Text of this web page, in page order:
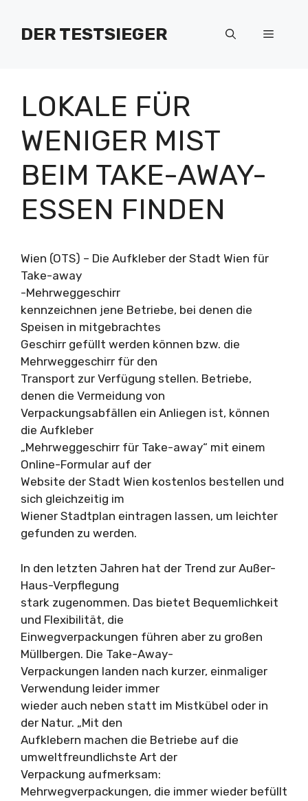
Inhalt
springenDER TESTSIEGER Menü
LOKALE FÜR
WENIGER MIST
BEIM TAKE-AWAY-
ESSEN FINDEN
Wien (OTS) – Die Aufkleber der Stadt Wien für
Take-away
-Mehrweggeschirr
kennzeichnen jene Betriebe, bei denen die
Speisen in mitgebrachtes
Geschirr gefüllt werden können bzw. die
Mehrweggeschirr für den
Transport zur Verfügung stellen. Betriebe,
denen die Vermeidung von
Verpackungsabfällen ein Anliegen ist, können
die Aufkleber
„Mehrweggeschirr für Take-away“ mit einem
Online-Formular auf der
Website der Stadt Wien kostenlos bestellen und
sich gleichzeitig im
Wiener Stadtplan eintragen lassen, um leichter
gefunden zu werden.
In den letzten Jahren hat der Trend zur Außer-
Haus-Verpflegung
stark zugenommen. Das bietet Bequemlichkeit
und Flexibilität, die
Einwegverpackungen führen aber zu großen
Müllbergen. Die Take-Away-
Verpackungen landen nach kurzer, einmaliger
Verwendung leider immer
wieder auch neben statt im Mistkübel oder in
der Natur. „Mit den
Aufklebern machen die Betriebe auf die
umweltfreundlichste Art der
Verpackung aufmerksam:
Mehrwegverpackungen, die immer wieder befüllt